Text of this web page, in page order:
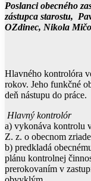
Poslanci obecného
zástupca starostu,
OZdinec, Nikola
Hlavného kontrolóra
rokov. Jeho funkčné
deň nástupu do práce.
Hlavný kontrolór
a) vykonáva kontrolu
Z. z. o obecnom
b) predkladá
plánu kontrolnej
prerokovaním v